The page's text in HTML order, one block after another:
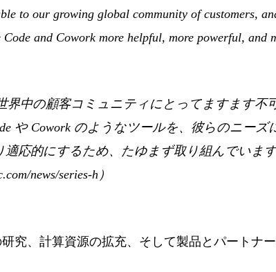
to our growing global community of customers,
and Cowork more helpful, more powerful, and
界中の顧客コミュニティにとってますます不
や Cowork のようなツールを、彼らのニーズ
応的にするため、たゆまず取り組んでいます
news/series-h）
究、計算資源の拡充、そして製品とパートナ